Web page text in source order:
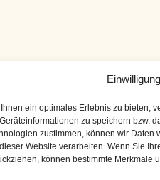
Ihnen ein optimales Erlebnis zu bieten,
zu speichern bzw.
zustimmen, können wir Daten
Website verarbeiten. Wenn Sie
können bestimmte Merkmale
Würze 360 g Weißbrot160
ml Olivenöl (kalt gepresst)20